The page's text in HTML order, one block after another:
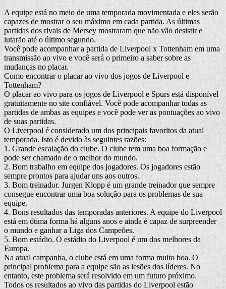
A equipe está no meio de uma temporada movimentada e eles serão
capazes de mostrar o seu máximo em cada partida. As últimas
partidas dos rivais de Mersey mostraram que não vão desistir e
lutarão até o último segundo.
Você pode acompanhar a partida de Liverpool x Tottenham em uma
transmissão ao vivo e você será o primeiro a saber sobre as
mudanças no placar.
Como encontrar o placar ao vivo dos jogos de Liverpool e
Tottenham?
O placar ao vivo para os jogos de Liverpool e Spurs está disponível
gratuitamente no site confiável. Você pode acompanhar todas as
partidas de ambas as equipes e você pode ver as pontuações ao vivo
de suas partidas.
O Liverpool é considerado um dos principais favoritos da atual
temporada. Isto é devido às seguintes razões:
1. Grande escalação do clube. O clube tem uma boa formação e
pode ser chamado de o melhor do mundo.
2. Bom trabalho em equipe dos jogadores. Os jogadores estão
sempre prontos para ajudar uns aos outros.
3. Bom treinador. Jurgen Klopp é um grande treinador que sempre
consegue encontrar uma boa solução para os problemas de sua
equipe.
4. Bons resultados das temporadas anteriores. A equipe do Liverpool
está em ótima forma há alguns anos e ainda é capaz de surpreender
o mundo e ganhar a Liga dos Campeões.
5. Bom estádio. O estádio do Liverpool é um dos melhores da
Europa.
Na atual campanha, o clube está em uma forma muito boa. O
principal problema para a equipe são as lesões dos líderes. No
entanto, este problema será resolvido em um futuro próximo.
Todos os resultados ao vivo das partidas do Liverpool estão